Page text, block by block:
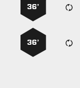
36’
36’